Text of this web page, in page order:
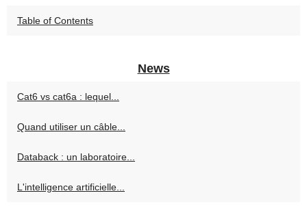
Table of Contents
News
Cat6 vs cat6a : lequel...
Quand utiliser un câble...
Databack : un laboratoire...
L'intelligence artificielle...